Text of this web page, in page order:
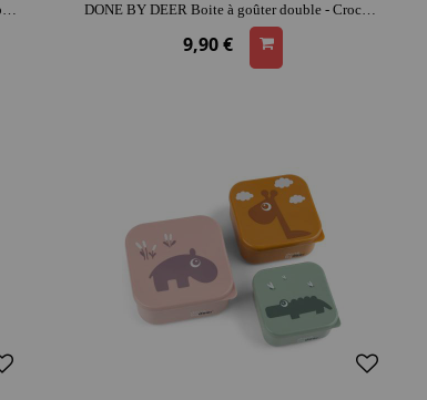
DONE BY DEER Boites à goûter lot de 3 - Happy clouds rose | emporte goûter | parfait pour les sorties | entretien facile
DONE BY DEER Boite à goûter double - Croco To go 2-way | lavable au lave-vaisselle
9,90 €